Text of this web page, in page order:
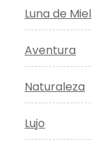
Luna de Miel
Aventura
Naturaleza
Lujo